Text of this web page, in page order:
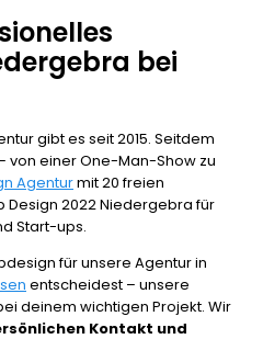
bei
gibt es seit 2015. Seitdem
von einer One-Man-Show zu
Agenturmit 20 freien
Design 2022 Niedergebra für
Start-ups.
für unsere Agentur in
entscheidest – unsere
deinem wichtigen Projekt. Wir
Kontakt und